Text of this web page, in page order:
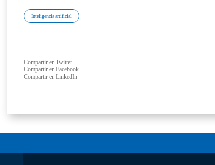
Inteligencia artificial
Compartir en Twitter
Compartir en Facebook
Compartir en LinkedIn